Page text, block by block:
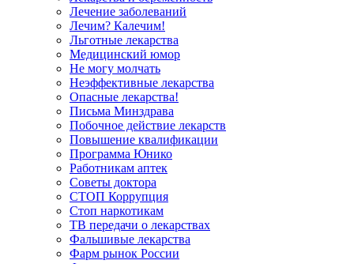
Лечение заболеваний
Лечим? Калечим!
Льготные лекарства
Медицинский юмор
Не могу молчать
Неэффективные лекарства
Опасные лекарства!
Письма Минздрава
Побочное действие лекарств
Повышение квалификации
Программа Юнико
Работникам аптек
Советы доктора
СТОП Коррупция
Стоп наркотикам
ТВ передачи о лекарствах
Фальшивые лекарства
Фарм рынок России